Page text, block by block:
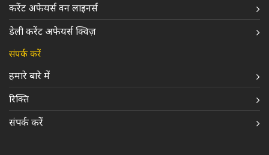
करेंट अफेयर्स वन लाइनर्स
डेली करेंट अफेयर्स क्विज़
संपर्क करें
हमारे बारे में
रिक्ति
संपर्क करें